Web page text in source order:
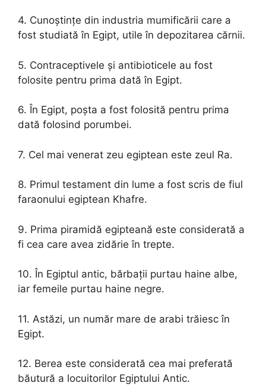
4. Cunoștințe din industria mumificării care a
fost studiată în Egipt, utile în depozitarea cărnii.
5. Contraceptivele și antibioticele au fost
folosite pentru prima dată în Egipt.
6. În Egipt, poșta a fost folosită pentru prima
dată folosind porumbei.
7. Cel mai venerat zeu egiptean este zeul Ra.
8. Primul testament din lume a fost scris de fiul
faraonului egiptean Khafre.
9. Prima piramidă egipteană este considerată a
fi cea care avea zidărie în trepte.
10. În Egiptul antic, bărbații purtau haine albe,
iar femeile purtau haine negre.
11. Astăzi, un număr mare de arabi trăiesc în
Egipt.
12. Berea este considerată cea mai preferată
băutură a locuitorilor Egiptului Antic.